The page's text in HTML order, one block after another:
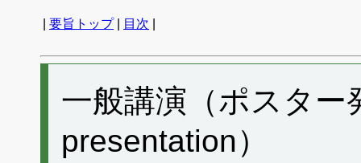
要旨トップ| 目次
一般講演（ポスタ
presentation）